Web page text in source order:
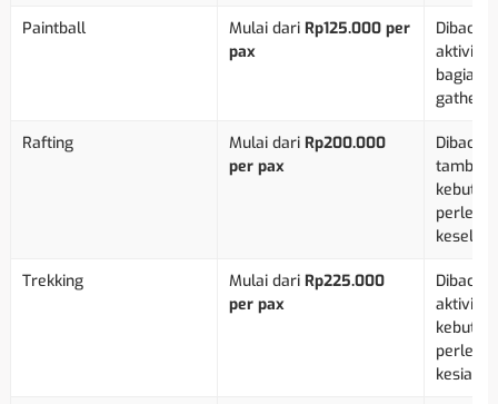
Paintball Mulai dari Rp125.000 per
pax
Dibaca
bagian
Rafting Mulai dari Rp200.000
per pax
Dibaca
Trekking Mulai dari Rp225.000
per pax
Dibaca